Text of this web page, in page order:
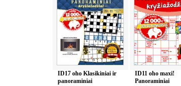
ID17 oho Klasikiniai ir
panoraminiai
ID11 oho maxi!
Panoraminiai